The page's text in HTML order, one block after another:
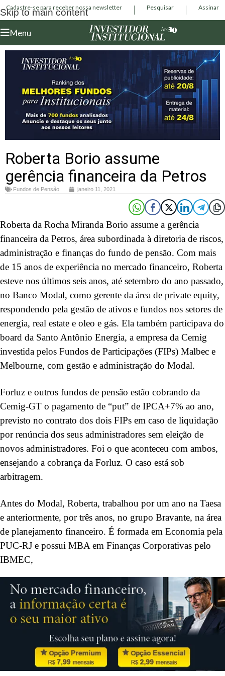
Skip to main content
Cadastre-se para receber nossa newsletter Pesquisar Assinar
Menu
Roberta Borio assume
gerência financeira da Petros
Fundos de Pensão janeiro 11, 2021
Roberta da Rocha Miranda Borio assume a gerência
financeira da Petros, área subordinada à diretoria de riscos,
administração e finanças do fundo de pensão. Com mais
de 15 anos de experiência no mercado financeiro, Roberta
esteve nos últimos seis anos, até setembro do ano passado,
no Banco Modal, como gerente da área de private equity,
respondendo pela gestão de ativos e fundos nos setores de
energia, real estate e oleo e gás. Ela também participava do
board da Santo Antônio Energia, a empresa da Cemig
investida pelos Fundos de Participações (FIPs) Malbec e
Melbourne, com gestão e administração do Modal.
Forluz e outros fundos de pensão estão cobrando da
Cemig-GT o pagamento de “put” de IPCA+7% ao ano,
previsto no contrato dos dois FIPs em caso de liquidação
por renúncia dos seus administradores sem eleição de
novos administradores. Foi o que aconteceu com ambos,
ensejando a cobrança da Forluz. O caso está sob
arbitragem.
Antes do Modal, Roberta, trabalhou por um ano na Taesa
e anteriormente, por três anos, no grupo Bravante, na área
de planejamento financeiro. É formada em Economia pela
PUC-RJ e possui MBA em Finanças Corporativas pelo
IBMEC,